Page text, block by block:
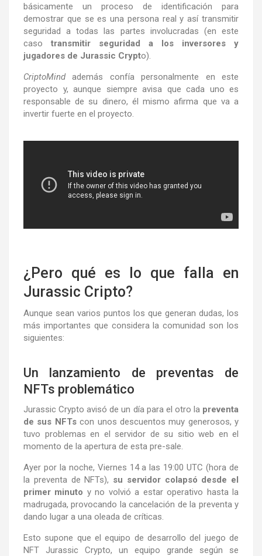
básicamente un proceso de identificación para
demostrar que se es una persona real y así transmitir
seguridad a todas las partes involucradas (en este
caso transmitir seguridad a los inversores y
jugadores de Jurassic Crypto).
CriptoMindademás confía personalmente en este
proyecto y, aunque siempre avisa que cada uno es
responsable de su dinero, él mismo afirma que va a
invertir fuerte en el proyecto.
¿Pero qué es lo que falla en
Jurassic Cripto?
Aunque sean varios puntos los que generan dudas, los
más importantes que considera la comunidad son los
siguientes:
Un lanzamiento de preventas de
NFTs problemático
Jurassic Crypto avisó de un día para el otro la preventa
de sus NFTscon unos descuentos muy generosos, y
tuvo problemas en el servidor de su sitio web en el
momento de la apertura de esta pre-sale.
Ayer por la noche, Viernes 14 a las 19:00 UTC (hora de
la preventa de NFTs), su servidor colapsó desde el
primer minuto y no volvió a estar operativo hasta la
madrugada, provocando la cancelación de la preventa y
dando lugar a una oleada de críticas.
Esto supone que el equipo de desarrollo del juego de
NFT Jurassic Crypto, un equipo grande según se